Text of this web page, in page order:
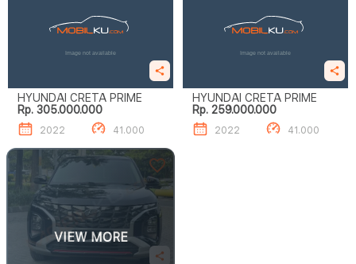
HYUNDAI CRETA PRIME
Rp. 305.000.000
2022 41.000
HYUNDAI CRETA PRIME
Rp. 259.000.000
2022 41.000
VIEW MORE